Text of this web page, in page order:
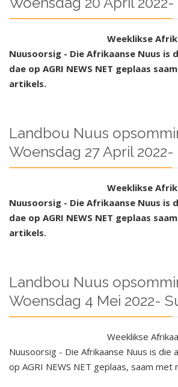
Weeklikse
Nuusoorsig - Die Afrikaanse Nuus is
dae op AGRI NEWS NET geplaas
artikels.
Landbou Nuus
Woensdag 27 April 2022-
Weeklikse
Nuusoorsig - Die Afrikaanse Nuus is
dae op AGRI NEWS NET geplaas
artikels.
Landbou Nuus
Woensdag 4 Mei 2022-
Weeklikse
Nuusoorsig - Die Afrikaanse Nuus is die
op AGRI NEWS NET geplaas, saam met